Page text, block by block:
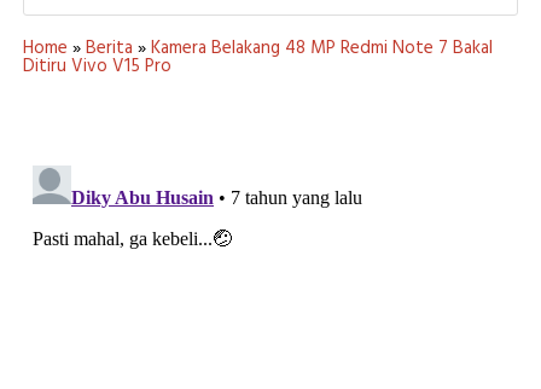
Home »Berita »Kamera Belakang 48 MP Redmi Note 7 Bakal
Ditiru Vivo V15 Pro